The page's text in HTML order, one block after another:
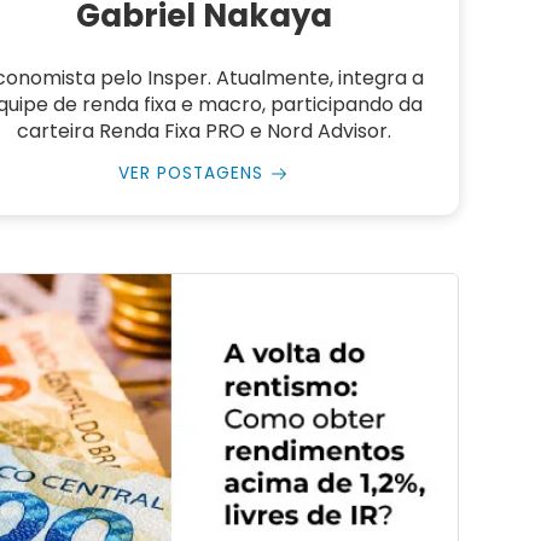
Gabriel Nakaya
pelo Insper. Atualmente, integra a
de renda fixa e macro, participando da
carteira Renda Fixa PRO e Nord Advisor.
VER POSTAGENS